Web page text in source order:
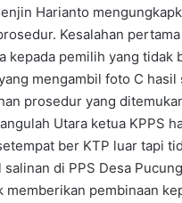
Harianto
Kesalahan
kepada pemilih yang tidak
mengambil foto C hasil
prosedur yang
Utara ketua KPPS
ber KTP luar tapi
di PPS Desa
pembinaan